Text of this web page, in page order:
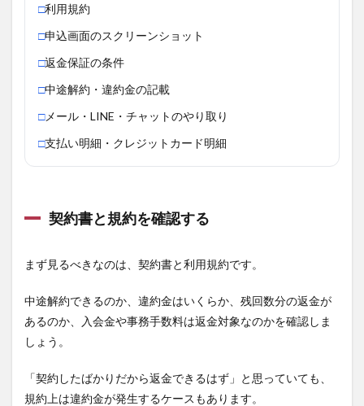
8
契約
確認
きチ
クリ
スト
ルジ
ム選
しな
めの
記事
10
ある
質問
□利用規約
□申込画面のスクリーンショット
□返金保証の条件
□中途解約・違約金の記載
□メール・LINE・チャットのやり取り
□支払い明細・クレジットカード明細
契約書と規約を確認する
まず見るべきなのは、契約書と利用規約です。
中途解約できるのか、違約金はいくらか、残回数分の返金が
あるのか、入会金や事務手数料は返金対象なのかを確認しま
しょう。
「契約したばかりだから返金できるはず」と思っていても、
規約上は違約金が発生するケースもあります。